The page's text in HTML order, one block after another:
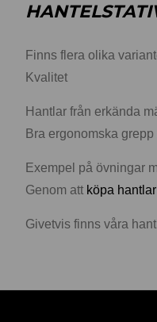
Finns flera olika
Kvalitet
Hantlar från erkända
Bra ergonomska
Exempel på övningar
Genom att köpa hantlar
Givetvis finns våra